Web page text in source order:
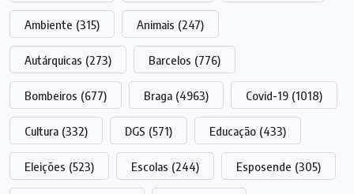
Ambiente (315) Animais (247)
Autárquicas (273) Barcelos (776)
Bombeiros (677) Braga (4963) Covid-19 (1018)
Cultura (332) DGS (571) Educação (433)
Eleições (523) Escolas (244) Esposende (305)